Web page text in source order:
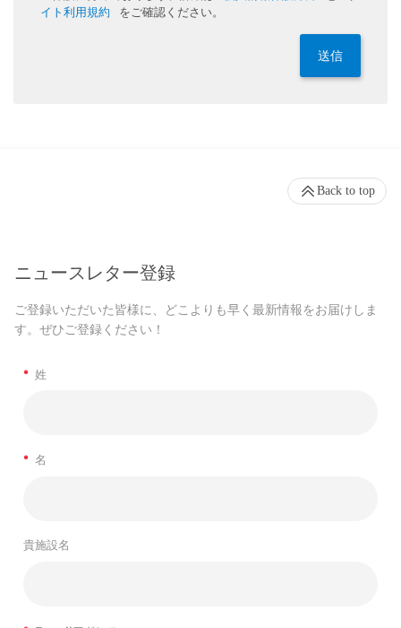
イト利用規約
をご確認ください。
送信
ニュースレター登録
ご登録いただいた皆様に、どこよりも早く最新情報をお届けしま
す。ぜひご登録ください！
* 姓
* 名
貴施設名
Back to top